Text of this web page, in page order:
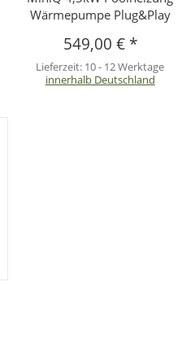
Wärmepumpe Plug&Play
549,00 € *
Lieferzeit: 10 - 12 Werktage
innerhalb Deutschland